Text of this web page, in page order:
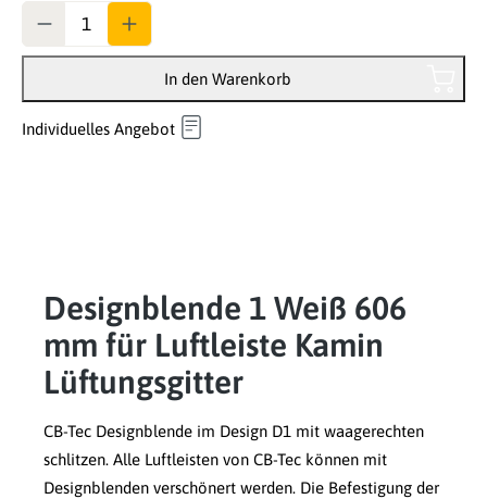
In den Warenkorb
Individuelles Angebot
Designblende 1 Weiß 606
mm für Luftleiste Kamin
Lüftungsgitter
CB-Tec Designblende im Design D1 mit waagerechten
schlitzen. Alle Luftleisten von CB-Tec können mit
Designblenden verschönert werden. Die Befestigung der